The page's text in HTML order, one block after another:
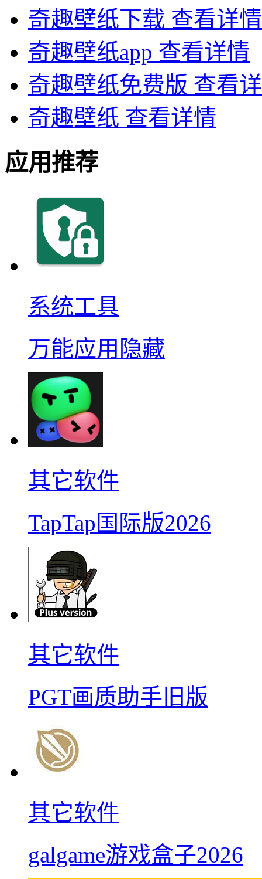
奇趣壁纸下载 查看详情
奇趣壁纸app 查看详情
奇趣壁纸免费版 查看
奇趣壁纸 查看详情
应用推荐
系统工具
万能应用隐藏
其它软件
TapTap国际版2026
其它软件
PGT画质助手旧版
其它软件
galgame游戏盒子2026